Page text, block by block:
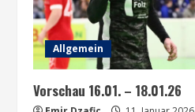
Allgemein
Vorschau 16.01. – 18.01.26